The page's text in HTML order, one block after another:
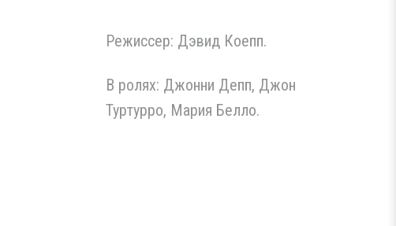
Режиссер: Дэвид Коепп.
В ролях: Джонни Депп, Джон
Туртурро, Мария Белло.